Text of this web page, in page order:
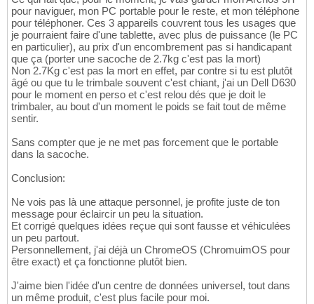
pour naviguer, mon PC portable pour le reste, et mon téléphone
pour téléphoner. Ces 3 appareils couvrent tous les usages que
je pourraient faire d'une tablette, avec plus de puissance (le PC
en particulier), au prix d'un encombrement pas si handicapant
que ça (porter une sacoche de 2.7kg c'est pas la mort)
Non 2.7Kg c'est pas la mort en effet, par contre si tu est plutôt
âgé ou que tu le trimbale souvent c'est chiant, j'ai un Dell D630
pour le moment en perso et c'est relou dés que je doit le
trimbaler, au bout d'un moment le poids se fait tout de même
sentir.
Sans compter que je ne met pas forcement que le portable
dans la sacoche.
Conclusion:
Ne vois pas là une attaque personnel, je profite juste de ton
message pour éclaircir un peu la situation.
Et corrigé quelques idées reçue qui sont fausse et véhiculées
un peu partout.
Personnellement, j'ai déjà un ChromeOS (ChromuimOS pour
être exact) et ça fonctionne plutôt bien.
J'aime bien l'idée d'un centre de données universel, tout dans
un même produit, c'est plus facile pour moi.